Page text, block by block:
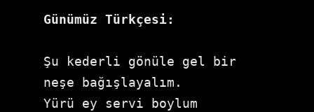
Günümüz Türkçesi:
Şu kederli gönüle gel bir
neşe bağışlayalım.
Yürü ey servi boylum